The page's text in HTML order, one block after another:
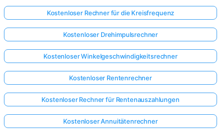
Kostenloser Rechner für die Kreisfrequenz
Kostenloser Drehimpulsrechner
Kostenloser Winkelgeschwindigkeitsrechner
Kostenloser Rentenrechner
Kostenloser Rechner für Rentenauszahlungen
Kostenloser Annuitätenrechner